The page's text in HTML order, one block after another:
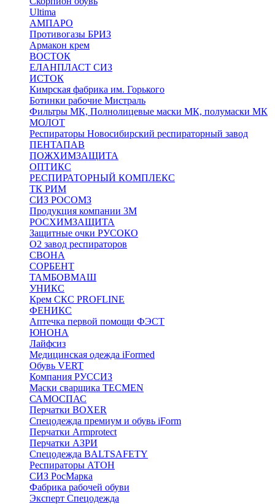
Ultima
АМПАРО
Противогазы БРИЗ
Армакон крем
ВОСТОК
ЕЛАНПЛАСТ СИЗ
ИСТОК
Кимрская фабрика им. Горького
Ботинки рабочие Мистраль
Фильтры МК, Полнолицевые маски МК, полумаски МК
МОЛОТ
Респираторы Новосибирский респираторный завод
ПЕНТАПАВ
ПОЖХИМЗАЩИТА
ОПТИКС
РЕСПИРАТОРНЫЙ КОМПЛЕКС
ТК РИМ
СИЗ РОСОМЗ
Продукция компании 3M
РОСХИМЗАЩИТА
Защитные очки РУСОКО
О2 завод респираторов
СВОНА
СОРБЕНТ
ТАМБОВМАШ
УНИКС
Крем СКС PROFLINE
ФЕНИКС
Аптечка первой помощи ФЭСТ
ЮНОНА
Лайфсиз
Медицинская одежда iFormed
Обувь VERT
Компания РУССИЗ
Маски сварщика TECMEN
САМОСПАС
Перчатки BOXER
Спецодежда премиум и обувь iForm
Перчатки Armprotect
Перчатки АЗРИ
Спецодежда BALTSAFETY
Респираторы АТОН
СИЗ РосМарка
Фабрика рабочей обуви
Эксперт Спецодежда